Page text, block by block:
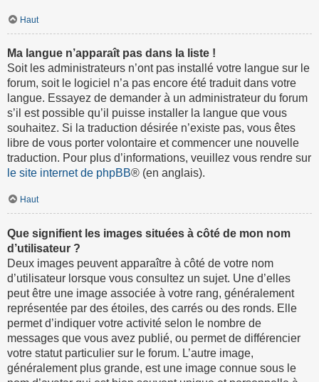
Haut
Ma langue n’apparaît pas dans la liste !
Soit les administrateurs n’ont pas installé votre langue sur le
forum, soit le logiciel n’a pas encore été traduit dans votre
langue. Essayez de demander à un administrateur du forum
s’il est possible qu’il puisse installer la langue que vous
souhaitez. Si la traduction désirée n’existe pas, vous êtes
libre de vous porter volontaire et commencer une nouvelle
traduction. Pour plus d’informations, veuillez vous rendre sur
le site internet de phpBB® (en anglais).
Haut
Que signifient les images situées à côté de mon nom
d’utilisateur ?
Deux images peuvent apparaître à côté de votre nom
d’utilisateur lorsque vous consultez un sujet. Une d’elles
peut être une image associée à votre rang, généralement
représentée par des étoiles, des carrés ou des ronds. Elle
permet d’indiquer votre activité selon le nombre de
messages que vous avez publié, ou permet de différencier
votre statut particulier sur le forum. L’autre image,
généralement plus grande, est une image connue sous le